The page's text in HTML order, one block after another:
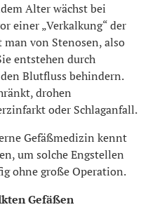
Alter wächst bei
einer „Verkalkung“ der
von Stenosen, also
entstehen durch
Blutfluss behindern.
drohen
oder Schlaganfall.
Gefäßmedizin kennt
um solche Engstellen
ohne große Operation.
Gefäßen